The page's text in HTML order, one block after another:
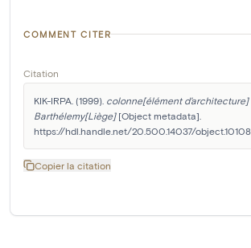
COMMENT CITER
Citation
KIK-IRPA. (1999). colonne[élément d'architecture]
Barthélemy[Liège] [Object metadata].
https://hdl.handle.net/20.500.14037/
Copier la citation